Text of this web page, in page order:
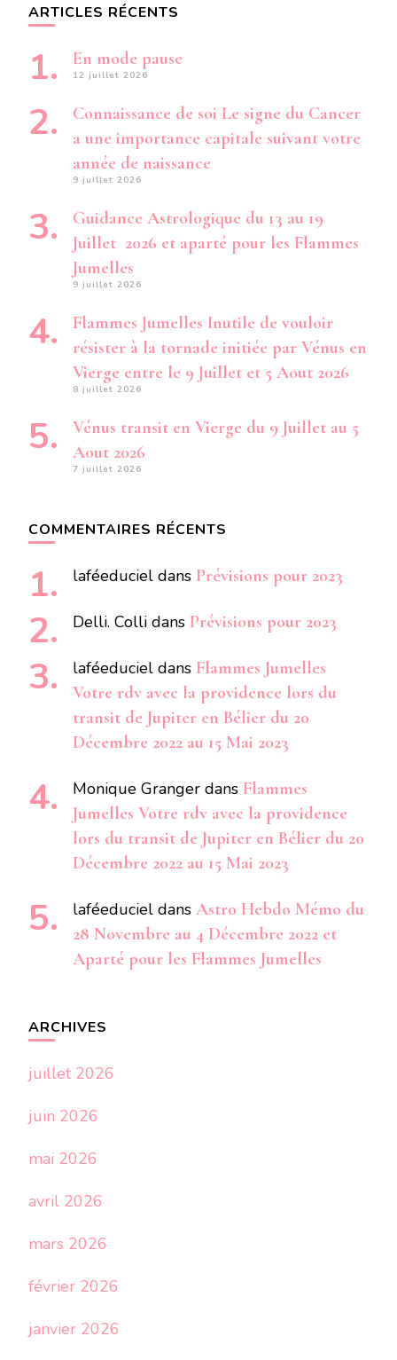
ARTICLES RÉCENTS
En mode pause
12 juillet 2026
Connaissance de soi Le signe du Cancer
a une importance capitale suivant votre
année de naissance
9 juillet 2026
Guidance Astrologique du 13 au 19
Juillet 2026 et aparté pour les Flammes
Jumelles
9 juillet 2026
Flammes Jumelles Inutile de vouloir
résister à la tornade initiée par Vénus en
Vierge entre le 9 Juillet et 5 Aout 2026
8 juillet 2026
Vénus transit en Vierge du 9 Juillet au 5
Aout 2026
7 juillet 2026
COMMENTAIRES RÉCENTS
laféeduciel dans Prévisions pour 2023
Delli. Colli dans Prévisions pour 2023
laféeduciel dans Flammes Jumelles
Votre rdv avec la providence lors du
transit de Jupiter en Bélier du 20
Décembre 2022 au 15 Mai 2023
Monique Granger dans Flammes
Jumelles Votre rdv avec la providence
lors du transit de Jupiter en Bélier du 20
Décembre 2022 au 15 Mai 2023
laféeduciel dans Astro Hebdo Mémo du
28 Novembre au 4 Décembre 2022 et
Aparté pour les Flammes Jumelles
ARCHIVES
juillet 2026
juin 2026
mai 2026
avril 2026
mars 2026
février 2026
janvier 2026